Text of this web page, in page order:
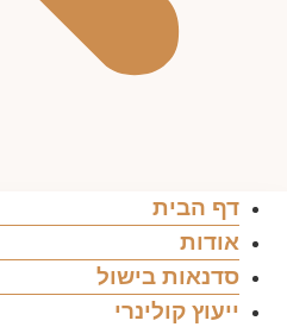
דף הבית
אודות
סדנאות בישול
ייעוץ קולינרי